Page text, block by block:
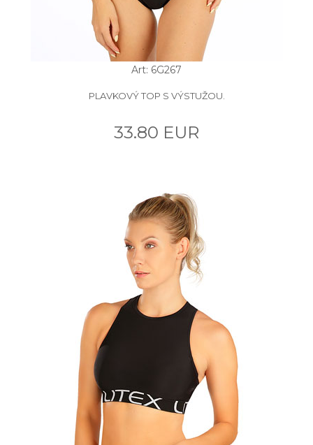
Art: 6G267
PLAVKOVÝ TOP S VÝSTUŽOU.
33.80 EUR